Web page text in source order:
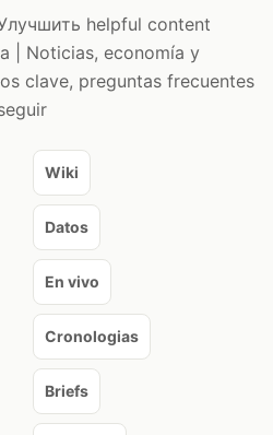
helpful content
| Noticias, economía y
clave, preguntas frecuentes
Wiki
Datos
En vivo
Cronologias
Briefs